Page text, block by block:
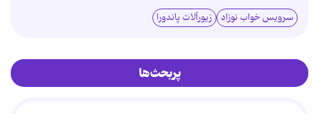
سرویس خواب نوزاد زیورآلات پاندورا
پربحث‌ها